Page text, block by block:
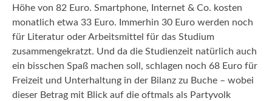
Höhe von 82 Euro. Smartphone, Internet & Co. kosten
monatlich etwa 33 Euro. Immerhin 30 Euro werden noch
für Literatur oder Arbeitsmittel für das Studium
zusammengekratzt. Und da die Studienzeit natürlich auch
ein bisschen Spaß machen soll, schlagen noch 68 Euro für
Freizeit und Unterhaltung in der Bilanz zu Buche – wobei
dieser Betrag mit Blick auf die oftmals als Partyvolk